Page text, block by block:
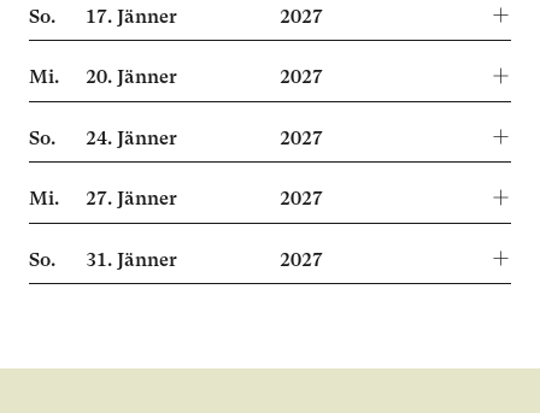
So. 17.Jänner 2027
Mi. 20.Jänner 2027
So. 24.Jänner 2027
Mi. 27.Jänner 2027
So. 31.Jänner 2027